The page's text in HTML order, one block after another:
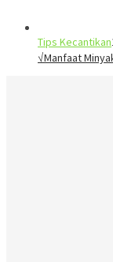
Tips Kecantikan
√Manfaat